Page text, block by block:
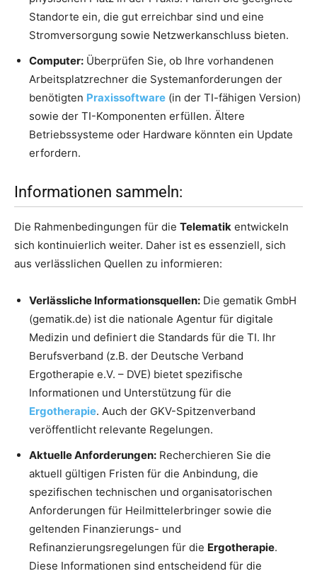
Standorte ein, die gut erreichbar sind und eine
Stromversorgung sowie Netzwerkanschluss bieten.
Computer: Überprüfen Sie, ob Ihre vorhandenen
Arbeitsplatzrechner die Systemanforderungen der
benötigten Praxissoftware (in der TI-fähigen Version)
sowie der TI-Komponenten erfüllen. Ältere
Betriebssysteme oder Hardware könnten ein Update
erfordern.
Informationen sammeln:
Die Rahmenbedingungen für die Telematik entwickeln
sich kontinuierlich weiter. Daher ist es essenziell, sich
aus verlässlichen Quellen zu informieren:
Verlässliche Informationsquellen: Die gematik GmbH
(gematik.de) ist die nationale Agentur für digitale
Medizin und definiert die Standards für die TI. Ihr
Berufsverband (z.B. der Deutsche Verband
Ergotherapie e.V. – DVE) bietet spezifische
Informationen und Unterstützung für die
Ergotherapie. Auch der GKV-Spitzenverband
veröffentlicht relevante Regelungen.
Aktuelle Anforderungen: Recherchieren Sie die
aktuell gültigen Fristen für die Anbindung, die
spezifischen technischen und organisatorischen
Anforderungen für Heilmittelerbringer sowie die
geltenden Finanzierungs- und
Refinanzierungsregelungen für die Ergotherapie.
Diese Informationen sind entscheidend für die